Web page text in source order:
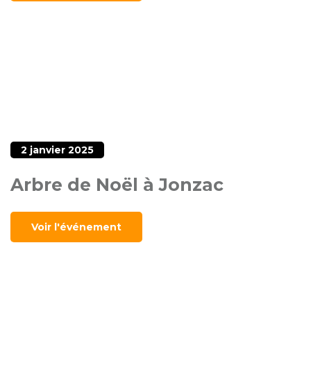
2 janvier 2025
Arbre de Noël à Jonzac
Voir l'événement